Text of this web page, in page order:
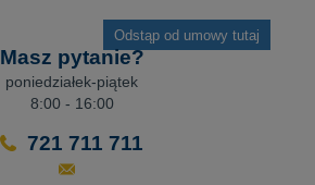
Odstąp od umowy tutaj
Masz pytanie?
poniedziałek-piątek
8:00 - 16:00
721 711 711